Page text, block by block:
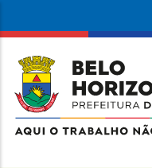
conteúdo
principal
da
Prefeitura
de